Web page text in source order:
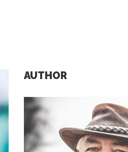
AUTHOR